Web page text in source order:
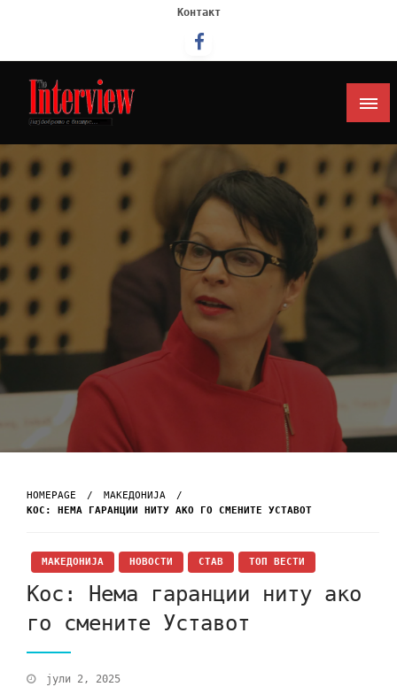
Контакт
Интервју
HOMEPAGE
МАКЕДОНИЈА
КОС: НЕМА ГАРАНЦИИ НИТУ АКО ГО СМЕНИТЕ УСТАВОТ
МАКЕДОНИЈА НОВОСТИ СТАВ ТОП ВЕСТИ
Кос: Нема гаранции ниту ако
го смените Уставот
јули 2, 2025